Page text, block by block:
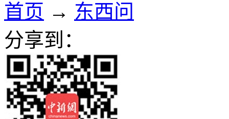
首页 → 东西问
分享到：